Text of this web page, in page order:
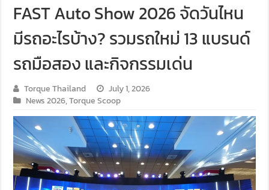
FAST Auto Show 2026 จัดวันไหน
มีรถอะไรบ้าง? รวมรถใหม่ 13 แบรนด์
รถมือสอง และกิจกรรมเด่น
Torque Thailand
July 1, 2026
News 2026,Torque Scoop